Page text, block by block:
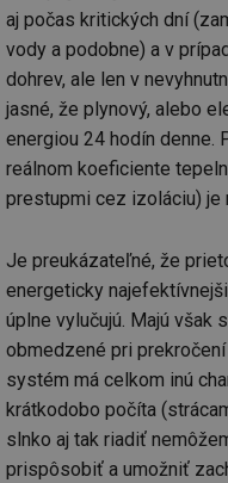
aj počas kritických dní
vody a podobne) a v
dohrev, ale len v
jasné, že plynový, alebo
energiou 24 hodín denne.
reálnom koeficiente
prestupmi cez izoláciu) je
Je preukázateľné, že
energeticky
úplne vylučujú. Majú však
obmedzené pri
systém má celkom inú
krátkodobo počíta
slnko aj tak riadiť
prispôsobiť a umožniť